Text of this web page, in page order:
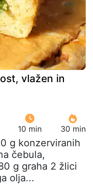
vlažen in
10 min 30 min
g konzerviranih
čebula,
g graha 2 žlici
olja...